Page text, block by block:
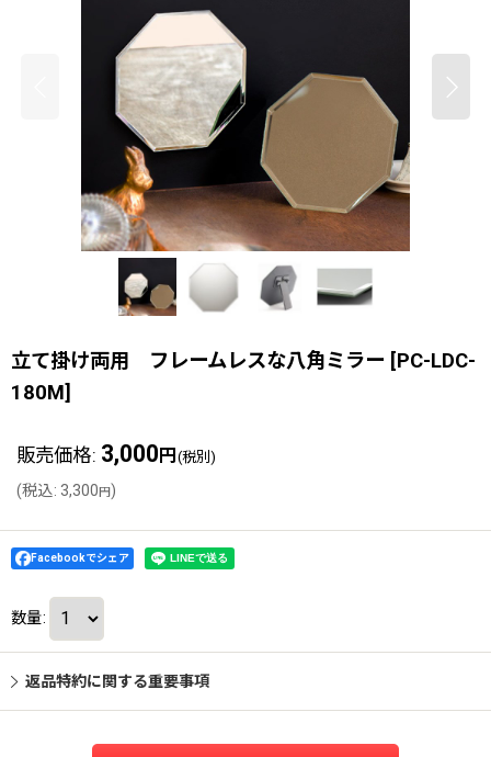
立て掛け両用 フレームレスな八角ミラー [PC-LDC-
180M]
販売価格: 3,000 円 (税別)
(税込: 3,300円)
Facebookでシェア
数量:
返品特約に関する重要事項